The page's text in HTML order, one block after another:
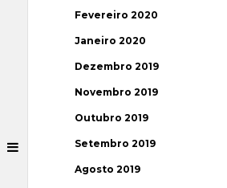
Fevereiro 2020
Janeiro 2020
Dezembro 2019
Novembro 2019
Outubro 2019
Setembro 2019
Agosto 2019